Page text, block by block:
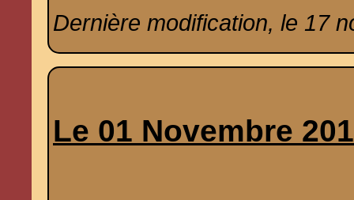
Dernière modification, le 17
Le 01 Novembre